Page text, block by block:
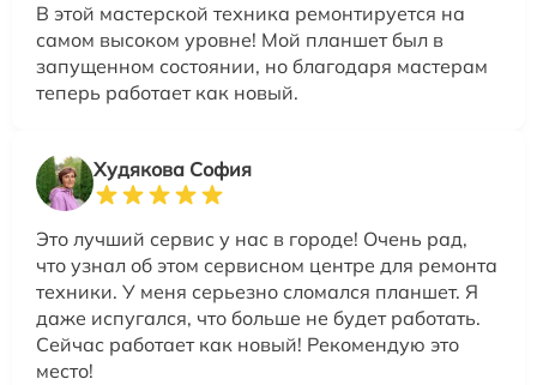
В этой мастерской техника ремонтируется на
самом высоком уровне! Мой планшет был в
запущенном состоянии, но благодаря мастерам
теперь работает как новый.
Худякова София
Это лучший сервис у нас в городе! Очень рад,
что узнал об этом сервисном центре для ремонта
техники. У меня серьезно сломался планшет. Я
даже испугался, что больше не будет работать.
Сейчас работает как новый! Рекомендую это
место!